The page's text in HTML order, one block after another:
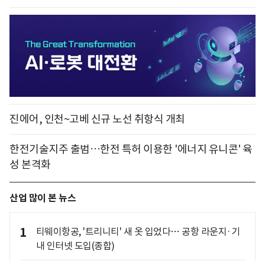
진에어, 인천~고베 신규 노선 취항식 개최
한전기술지주 출범…한전 특허 이용한 '에너지 유니콘' 육
성 본격화
산업 많이 본 뉴스
1
티웨이항공, '트리니티' 새 옷 입었다… 공항 라운지·기
내 인터넷 도입(종합)